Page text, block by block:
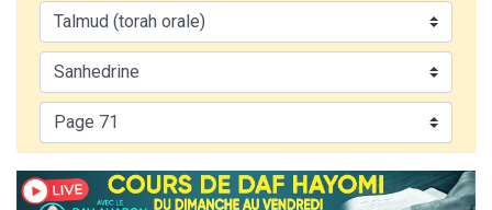
61 personnes viennent de demander une bénédiction
Il reste 49 places pour étudier en groupe sur Zoom
Eva vient de donner son Maasser